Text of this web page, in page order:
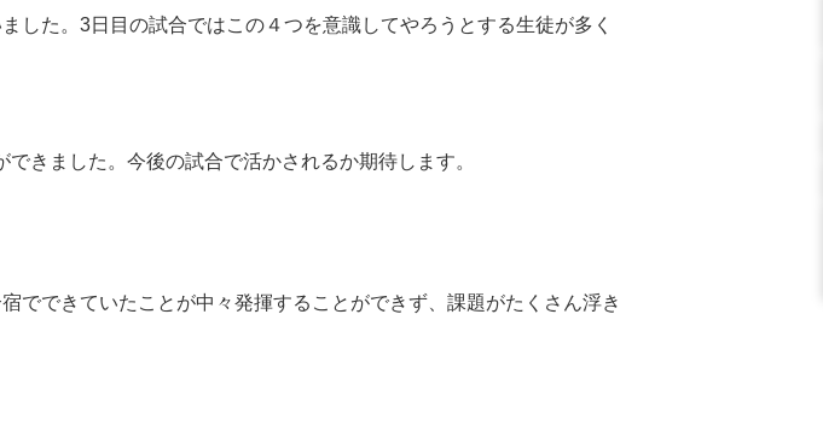
した。3日目の試合ではこの４つを意識してやろうとする生徒が多く
きました。今後の試合で活かされるか期待します。
できていたことが中々発揮することができず、課題がたくさん浮き